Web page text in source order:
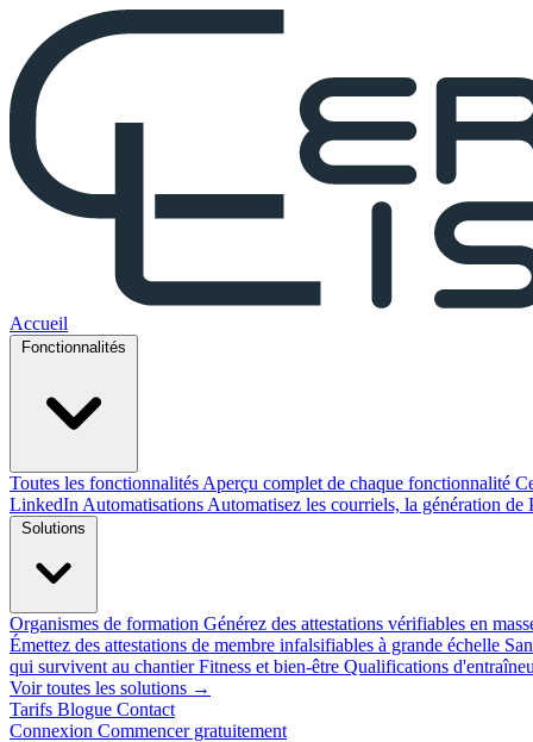
Accueil
Toutes les fonctionnalités Aperçu complet de chaque fonctionnalité
LinkedIn Automatisations Automatisez les courriels, la génération
Organismes de formation Générez des attestations vérifiables en
Émettez des attestations de membre infalsifiables à grande échelle
qui survivent au chantier Fitness et bien-être Qualifications
Voir toutes les solutions →
Tarifs Blogue Contact
Connexion Commencer gratuitement